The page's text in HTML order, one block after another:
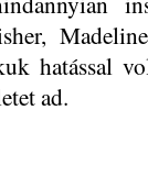
Madeline
hatással
ad.